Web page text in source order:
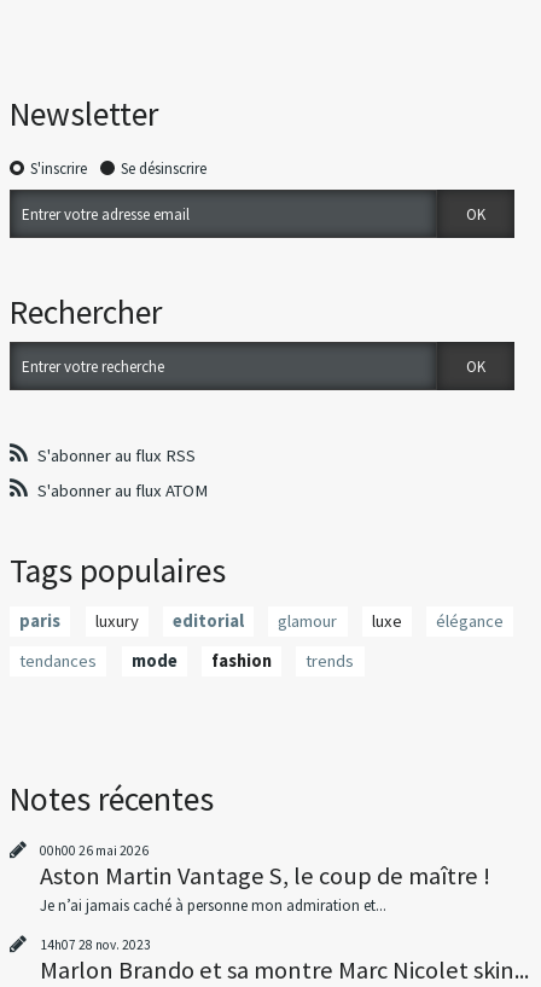
Newsletter
S'inscrire Se désinscrire
Rechercher
S'abonner au flux RSS
S'abonner au flux ATOM
Tags populaires
paris luxury editorial glamour luxe
élégance
tendances
mode fashion trends
Notes récentes
00h00 26 mai 2026
Aston Martin Vantage S, le coup de maître !
Je n’ai jamais caché à personne mon admiration et...
14h07 28 nov. 2023
Marlon Brando et sa montre Marc Nicolet skin...